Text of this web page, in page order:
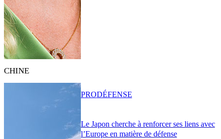
CHINE
Le Japon cherche à renforcer ses liens avec
l’Europe en matière de défense
PRODÉFENSE